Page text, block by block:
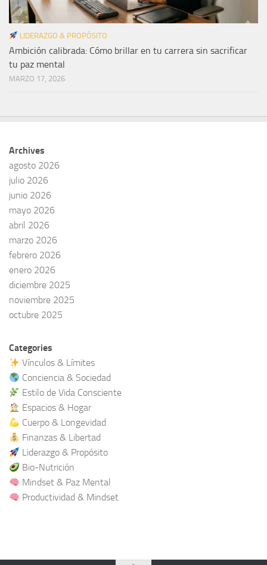
LIDERAZGO & PROPÓSITO
Ambición calibrada: Cómo brillar en tu carrera sin sacrificar
tu paz mental
MARZO 17, 2026
Archives
agosto 2026
julio 2026
junio 2026
mayo 2026
abril 2026
marzo 2026
febrero 2026
enero 2026
diciembre 2025
noviembre 2025
octubre 2025
Categories
Vínculos & Límites
Conciencia & Sociedad
Estilo de Vida Consciente
Espacios & Hogar
Cuerpo & Longevidad
Finanzas & Libertad
Liderazgo & Propósito
Bio-Nutrición
Mindset & Paz Mental
Productividad & Mindset